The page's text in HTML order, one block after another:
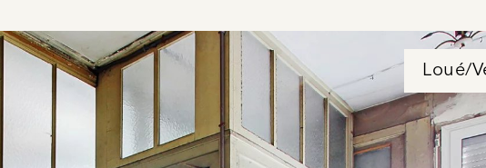
Loué/